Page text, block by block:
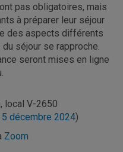
pas obligatoires, mais
à préparer leur séjour
des aspects différents
séjour se rapproche.
seront mises en ligne
local V-2650
décembre 2024)
Zoom